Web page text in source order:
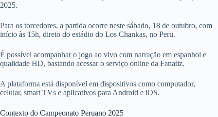
2025.
Para os torcedores, a partida ocorre neste sábado, 18 de outubro, com
início às 15h, direto do estádio do Los Chankas, no Peru.
É possível acompanhar o jogo ao vivo com narração em espanhol e
qualidade HD, bastando acessar o serviço online da Fanatiz.
A plataforma está disponível em dispositivos como computador,
celular, smart TVs e aplicativos para Android e iOS.
Contexto do Campeonato Peruano 2025